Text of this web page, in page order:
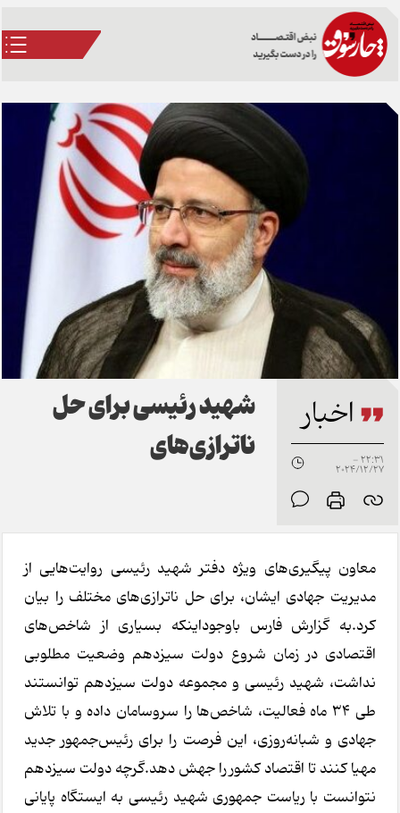
اخبار
22:31 -
2024/12/27
شهید رئیسی برای حل
ناترازی‌های
معاون پیگیری‌های ویژه دفتر شهید رئیسی روایت‌هایی از
مدیریت جهادی ایشان، برای حل ناترازی‌های مختلف را بیان
کرد.به گزارش فارس باوجوداینکه بسیاری از شاخص‌های
اقتصادی در زمان شروع دولت سیزدهم وضعیت مطلوبی
نداشت، شهید رئیسی و مجموعه دولت سیزدهم توانستند
طی ۳۴ ماه فعالیت، شاخص‌ها را سروسامان داده و با تلاش
جهادی و شبانه‌روزی، این فرصت را برای رئیس‌جمهور جدید
مهیا کنند تا اقتصاد کشور را جهش دهد.گرچه دولت سیزدهم
نتوانست با ریاست جمهوری شهید رئیسی به ایستگاه پایانی